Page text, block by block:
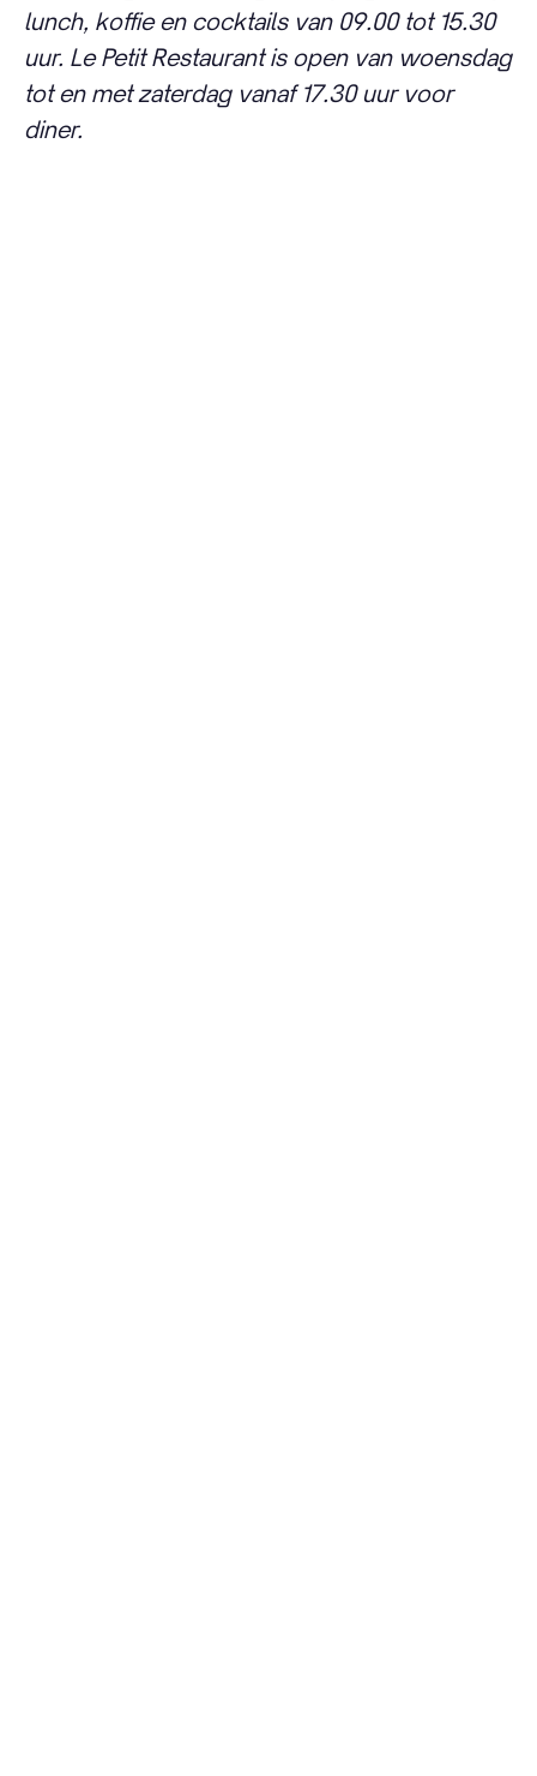
lunch, koffie en cocktails van 09.00 tot 15.30
uur. Le Petit Restaurant is open van woensdag
tot en met zaterdag vanaf 17.30 uur voor
diner.